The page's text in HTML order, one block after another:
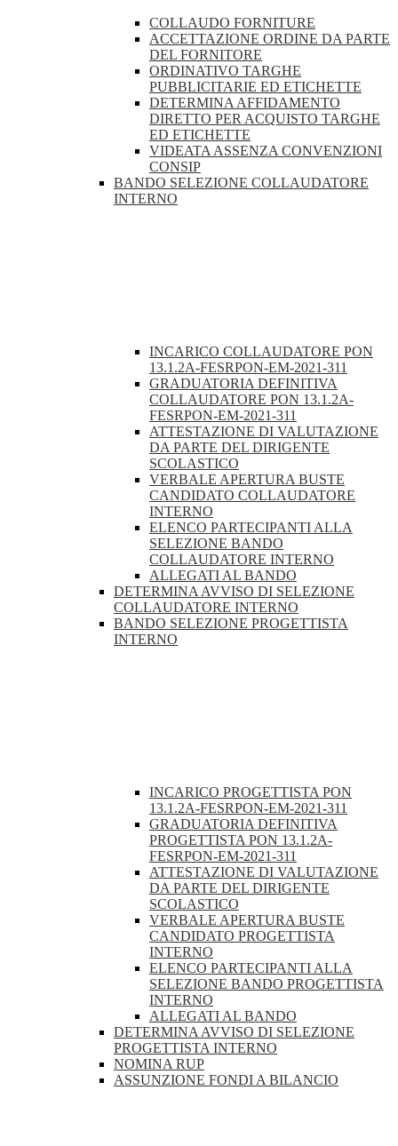
COLLAUDO FORNITURE
ACCETTAZIONE ORDINE DA PARTE
DEL FORNITORE
ORDINATIVO TARGHE
PUBBLICITARIE ED ETICHETTE
DETERMINA AFFIDAMENTO
DIRETTO PER ACQUISTO TARGHE
ED ETICHETTE
VIDEATA ASSENZA CONVENZIONI
CONSIP
BANDO SELEZIONE COLLAUDATORE
INTERNO
INCARICO COLLAUDATORE PON
13.1.2A-FESRPON-EM-2021-311
GRADUATORIA DEFINITIVA
COLLAUDATORE PON 13.1.2A-
FESRPON-EM-2021-311
ATTESTAZIONE DI VALUTAZIONE
DA PARTE DEL DIRIGENTE
SCOLASTICO
VERBALE APERTURA BUSTE
CANDIDATO COLLAUDATORE
INTERNO
ELENCO PARTECIPANTI ALLA
SELEZIONE BANDO
COLLAUDATORE INTERNO
ALLEGATI AL BANDO
DETERMINA AVVISO DI SELEZIONE
COLLAUDATORE INTERNO
BANDO SELEZIONE PROGETTISTA
INTERNO
INCARICO PROGETTISTA PON
13.1.2A-FESRPON-EM-2021-311
GRADUATORIA DEFINITIVA
PROGETTISTA PON 13.1.2A-
FESRPON-EM-2021-311
ATTESTAZIONE DI VALUTAZIONE
DA PARTE DEL DIRIGENTE
SCOLASTICO
VERBALE APERTURA BUSTE
CANDIDATO PROGETTISTA
INTERNO
ELENCO PARTECIPANTI ALLA
SELEZIONE BANDO PROGETTISTA
INTERNO
ALLEGATI AL BANDO
DETERMINA AVVISO DI SELEZIONE
PROGETTISTA INTERNO
NOMINA RUP
ASSUNZIONE FONDI A BILANCIO